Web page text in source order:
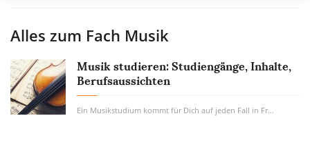
Alles zum Fach Musik
Musik studieren: Studiengänge, Inhalte,
Berufsaussichten
Ein Musikstudium kommt für Dich auf jeden Fall in Frage, wenn Musik schon jetzt einen...